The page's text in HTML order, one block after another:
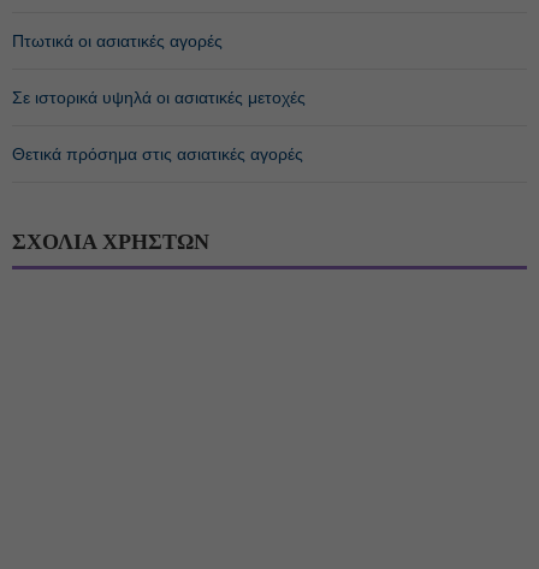
Πτωτικά οι ασιατικές αγορές
Σε ιστορικά υψηλά οι ασιατικές μετοχές
Θετικά πρόσημα στις ασιατικές αγορές
ΣΧΟΛΙΑ ΧΡΗΣΤΩΝ